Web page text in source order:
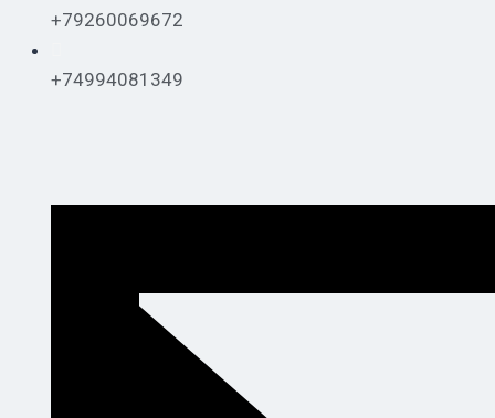
+79260069672
+74994081349